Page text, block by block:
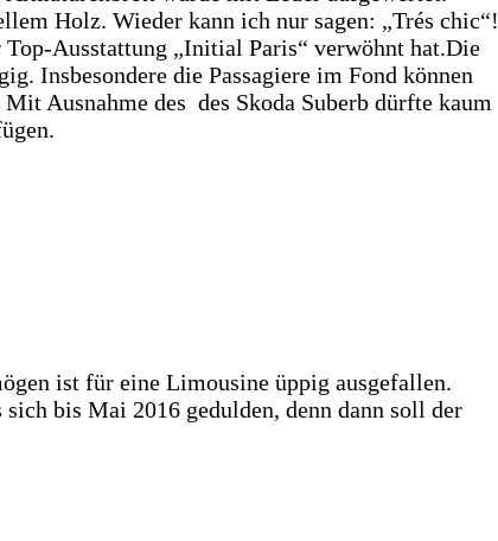
Holz. Wieder kann ich nur sagen: „Trés chic“!
Ausstattung „Initial Paris“ verwöhnt hat.Die
Insbesondere die Passagiere im Fond können
Ausnahme des des Skoda Suberb dürfte kaum
ist für eine Limousine üppig ausgefallen.
bis Mai 2016 gedulden, denn dann soll der